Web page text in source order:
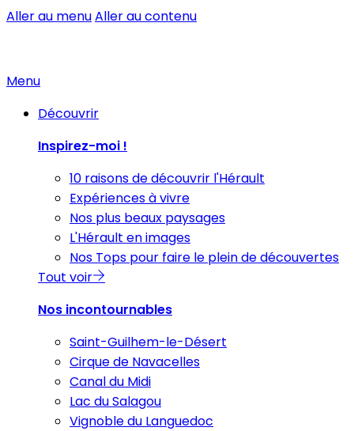
Aller au menuAller au contenu
Menu
Découvrir
Inspirez-moi !
10 raisons de découvrir l'Hérault
Expériences à vivre
Nos plus beaux paysages
L'Hérault en images
Nos Tops pour faire le plein de découvertes
Tout voir
Nos incontournables
Saint-Guilhem-le-Désert
Cirque de Navacelles
Canal du Midi
Lac du Salagou
Vignoble du Languedoc